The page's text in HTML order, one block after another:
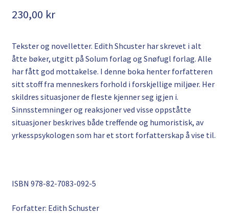
Min side
Om oss
Personvernerklæring
230,00 kr
Tekster og novelletter. Edith Shcuster har skrevet i alt
åtte bøker, utgitt på Solum forlag og Snøfugl forlag. Alle
har fått god mottakelse. I denne boka henter forfatteren
sitt stoff fra menneskers forhold i forskjellige miljøer. Her
skildres situasjoner de fleste kjenner seg igjen i.
Sinnsstemninger og reaksjoner ved visse oppståtte
situasjoner beskrives både treffende og humoristisk, av
yrkesspsykologen som har et stort forfatterskap å vise til.
ISBN 978-82-7083-092-5
Forfatter: Edith Schuster